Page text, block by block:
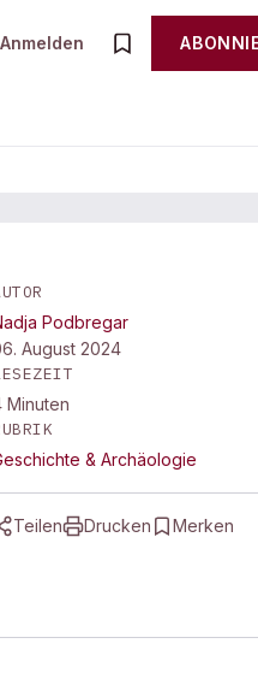
Anmelden
Podbregar
August 2024
Minuten
& Archäologie
Teilen Drucken Merken